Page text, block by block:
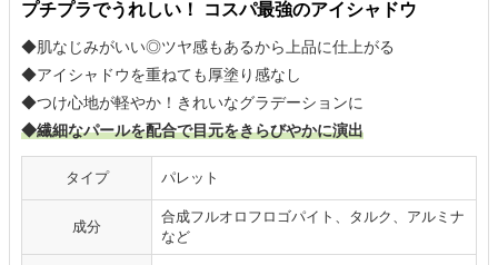
プチプラでうれしい！ コスパ最強のアイシャドウ
◆肌なじみがいい◎ツヤ感もあるから上品に仕上がる
◆アイシャドウを重ねても厚塗り感なし
◆つけ心地が軽やか！きれいなグラデーションに
◆繊細なパールを配合で目元をきらびやかに演出
タイプ パレット
成分
合成フルオロフロゴパイト、タルク、アルミナ
など